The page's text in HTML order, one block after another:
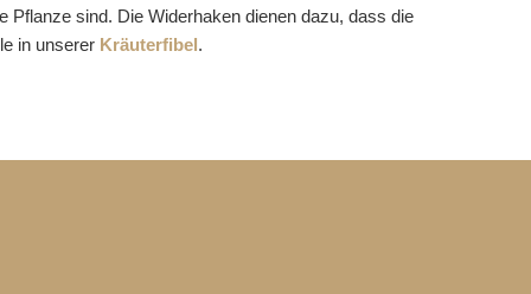
Pflanze sind. Die Widerhaken dienen dazu, dass die
in unserer Kräuterfibel.